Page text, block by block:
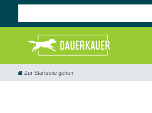
Zur Startseite gehen